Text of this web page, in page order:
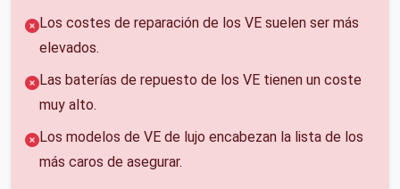
Los costes de reparación de los VE suelen ser más
elevados.
Las baterías de repuesto de los VE tienen un coste
muy alto.
Los modelos de VE de lujo encabezan la lista de los
más caros de asegurar.